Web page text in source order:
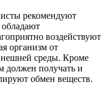
рекомендуют
воздействуют
организм от
среды. Кроме
должен получать и
обмен веществ.